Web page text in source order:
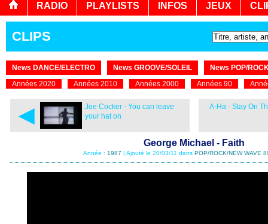
RADIO PLAYLISTS INFOS JEUX
CLIPS
News DANCE/ELECTRO News GROOVE/SOLEIL
News POP/
Années 2020
Années 2010 Années 2000 Années 90
◄
Joe Cocker - You can leave
your hat on
A-Ha - Stay On
George Michael - Faith
Année : 1987 | Ajouté le 20/03/11 dans POP/ROCK/NEW WAVE